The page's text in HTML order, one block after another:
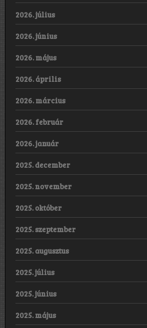
2026. július
2026. június
2026. május
2026. április
2026. március
2026. február
2026. január
2025. december
2025. november
2025. október
2025. szeptember
2025. augusztus
2025. július
2025. június
2025. május